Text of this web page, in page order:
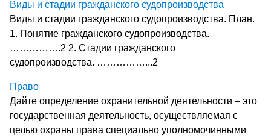
Виды и стадии гражданского судопроизводства
Виды и стадии гражданского судопроизводства. План.
1. Понятие гражданского судопроизводства.
…………….2 2. Стадии гражданского
судопроизводства. ……………...2
Право
Дайте определение охранительной деятельности – это
государственная деятельность, осуществляемая с
целью охраны права специально уполномочинными